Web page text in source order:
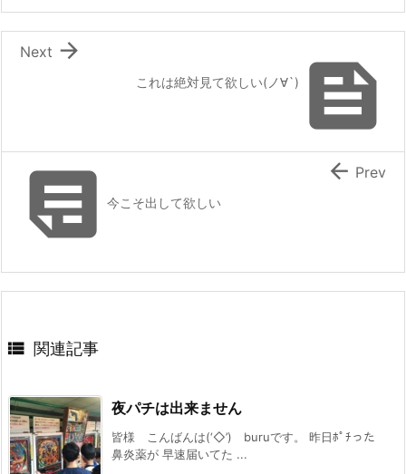

これは絶対見て欲しい(ノ∀`)

Next
今こそ出して欲しい
 Prev
 関連記事
夜パチは出来ません
皆様 こんばんは(‘◇’)ゞburuです。 昨日ﾎﾟﾁった
鼻炎薬が 早速届いてた ...